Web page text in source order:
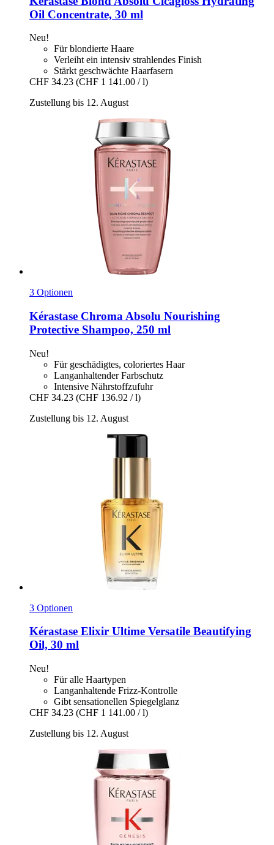
Oil Concentrate, 30 ml
Neu!
Für blondierte Haare
Verleiht ein intensiv strahlendes Finish
Stärkt geschwächte Haarfasern
CHF 34.23 (CHF 1 141.00 / l)
Zustellung bis 12. August
3 Optionen
Kérastase Chroma Absolu Nourishing
Protective Shampoo, 250 ml
Neu!
Für geschädigtes, coloriertes Haar
Langanhaltender Farbschutz
Intensive Nährstoffzufuhr
CHF 34.23 (CHF 136.92 / l)
Zustellung bis 12. August
3 Optionen
Kérastase Elixir Ultime Versatile Beautifying
Oil, 30 ml
Neu!
Für alle Haartypen
Langanhaltende Frizz-Kontrolle
Gibt sensationellen Spiegelglanz
CHF 34.23 (CHF 1 141.00 / l)
Zustellung bis 12. August